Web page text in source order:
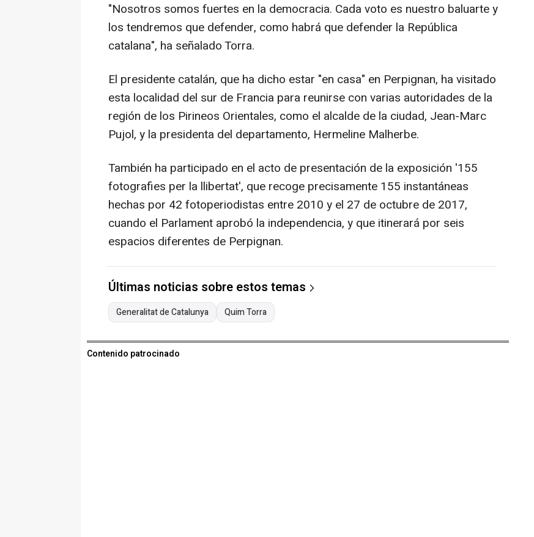
"Nosotros somos fuertes en la democracia. Cada voto es nuestro baluarte y
los tendremos que defender, como habrá que defender la República
catalana", ha señalado Torra.
El presidente catalán, que ha dicho estar "en casa" en Perpignan, ha visitado
esta localidad del sur de Francia para reunirse con varias autoridades de la
región de los Pirineos Orientales, como el alcalde de la ciudad, Jean-Marc
Pujol, y la presidenta del departamento, Hermeline Malherbe.
También ha participado en el acto de presentación de la exposición '155
fotografies per la llibertat', que recoge precisamente 155 instantáneas
hechas por 42 fotoperiodistas entre 2010 y el 27 de octubre de 2017,
cuando el Parlament aprobó la independencia, y que itinerará por seis
espacios diferentes de Perpignan.
Últimas noticias sobre estos temas
Generalitat de Catalunya Quim Torra
Contenido patrocinado